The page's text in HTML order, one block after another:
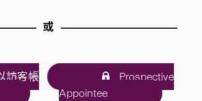
或
訪客帳
Prospective
Appointee